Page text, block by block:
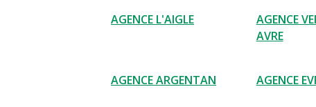
AGENCE L'AIGLE
AGENCE
AVRE
AGENCE ARGENTAN AGENCE